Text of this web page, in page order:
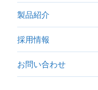
製品紹介
採用情報
お問い合わせ